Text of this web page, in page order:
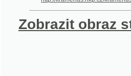
Zobrazit obraz